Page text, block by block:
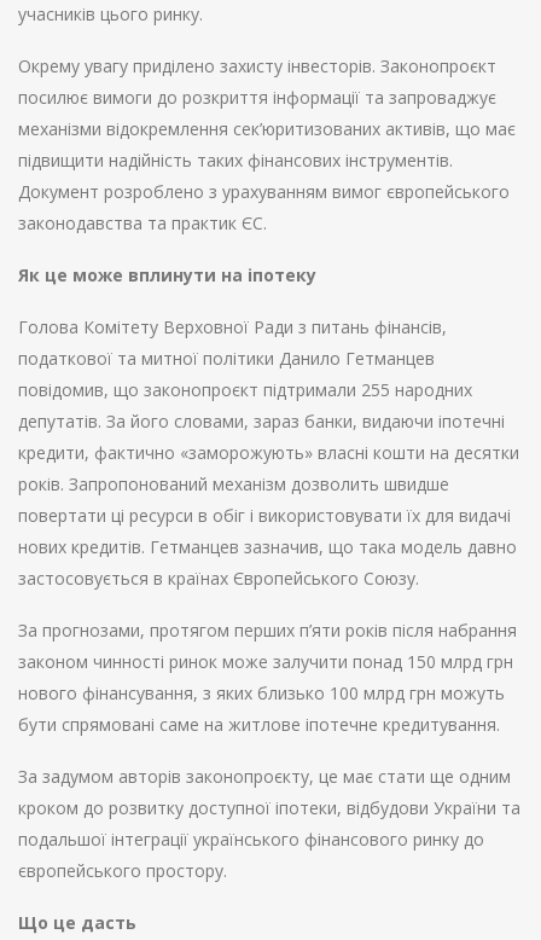
учасників цього ринку.
Окрему увагу приділено захисту інвесторів. Законопроєкт
посилює вимоги до розкриття інформації та запроваджує
механізми відокремлення сек’юритизованих активів, що має
підвищити надійність таких фінансових інструментів.
Документ розроблено з урахуванням вимог європейського
законодавства та практик ЄС.
Як це може вплинути на іпотеку
Голова Комітету Верховної Ради з питань фінансів,
податкової та митної політики Данило Гетманцев
повідомив, що законопроєкт підтримали 255 народних
депутатів. За його словами, зараз банки, видаючи іпотечні
кредити, фактично «заморожують» власні кошти на десятки
років. Запропонований механізм дозволить швидше
повертати ці ресурси в обіг і використовувати їх для видачі
нових кредитів. Гетманцев зазначив, що така модель давно
застосовується в країнах Європейського Союзу.
За прогнозами, протягом перших п’яти років після набрання
законом чинності ринок може залучити понад 150 млрд грн
нового фінансування, з яких близько 100 млрд грн можуть
бути спрямовані саме на житлове іпотечне кредитування.
За задумом авторів законопроєкту, це має стати ще одним
кроком до розвитку доступної іпотеки, відбудови України та
подальшої інтеграції українського фінансового ринку до
європейського простору.
Що це дасть